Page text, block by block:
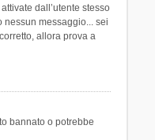
dall’utente stesso
nessun messaggio... sei
allora prova a
bannato o potrebbe